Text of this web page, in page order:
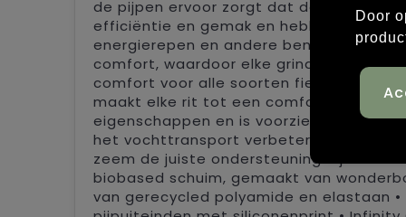
de pijpen ervoor zorgt dat de short
efficiëntie en gemak en hebben een
energierepen en andere
comfort, waardoor elke grindrit een
comfort voor alle soorten fietsers De
maakt elke rit tot een comfortabele
eigenschappen en is voorzien van een
het vochttransport verbeteren. Dankzij
zeem de juiste ondersteuning bij alle
biobased schuim, gemaakt van
van gerecycled polyamide en elastaan
Door